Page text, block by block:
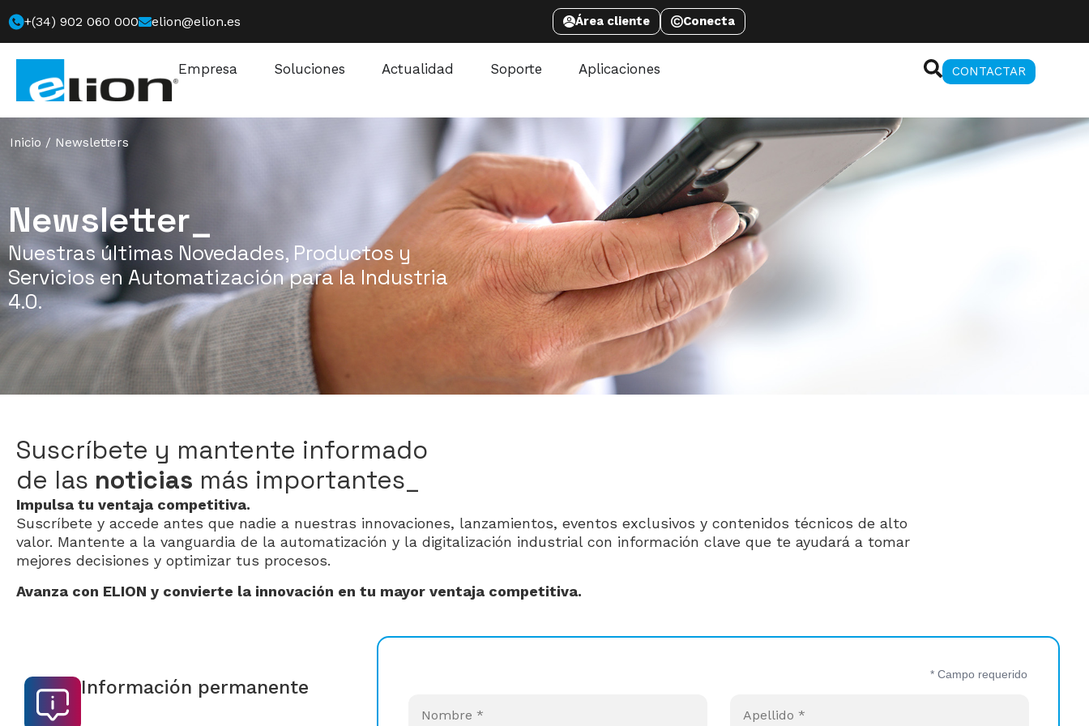
+(34) 902 060 000 elion@elion.es Área cliente Conecta
Empresa Soluciones Actualidad Soporte Aplicaciones CONTACTAR
Inicio / Newsletters
Newsletter_
Nuestras últimas Novedades, Productos y
Servicios en Automatización para la Industria
4.0.
Suscríbete y mantente informado
de las noticias más importantes_
Impulsa tu ventaja competitiva.
Suscríbete y accede antes que nadie a nuestras innovaciones, lanzamientos, eventos exclusivos y contenidos técnicos de alto
valor. Mantente a la vanguardia de la automatización y la digitalización industrial con información clave que te ayudará a tomar
mejores decisiones y optimizar tus procesos.
Avanza con ELION y convierte la innovación en tu mayor ventaja competitiva.
Información permanente